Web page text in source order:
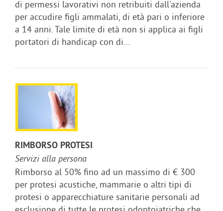
di permessi lavorativi non retribuiti dall'azienda
per accudire figli ammalati, di età pari o inferiore
a 14 anni. Tale limite di età non si applica ai figli
portatori di handicap con di...
RIMBORSO PROTESI
Servizi alla persona
Rimborso al 50% fino ad un massimo di € 300
per protesi acustiche, mammarie o altri tipi di
protesi o apparecchiature sanitarie personali ad